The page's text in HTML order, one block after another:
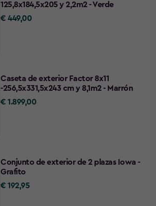
125,8x184,5x205 y 2,2m2 - Verde
€
€ 449,00
Caseta de exterior Factor 8x11
-256,5x331,5x243 cm y 8,1m2 - Marrón
€
€ 1.899,00
Conjunto de exterior de 2 plazas Iowa -
Grafito
€
€ 192,95